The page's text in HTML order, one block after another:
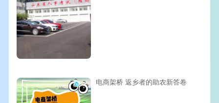
电商架桥 返乡者的助农新答卷